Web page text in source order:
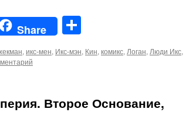
Share
, икс-мен, Икс-мэн, Кин, комикс, Логан, Люди Икс,
Второе Основание,